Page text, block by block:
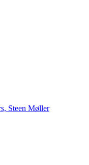
Steen Møller